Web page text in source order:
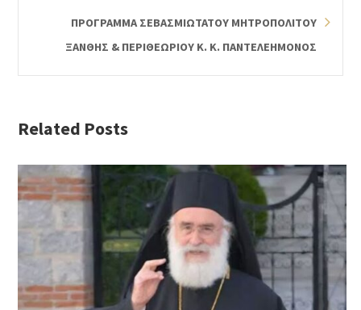
ΠΡΟΓΡΑΜΜΑ ΣΕΒΑΣΜΙΩΤΑΤΟΥ ΜΗΤΡΟΠΟΛΙΤΟΥ
ΞΑΝΘΗΣ & ΠΕΡΙΘΕΩΡΙΟΥ Κ. Κ. ΠΑΝΤΕΛΕΗΜΟΝΟΣ
Related Posts